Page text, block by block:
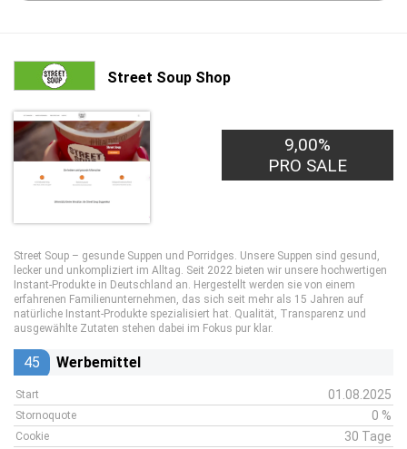
Street Soup Shop
9,00%
PRO SALE
Street Soup – gesunde Suppen und Porridges. Unsere Suppen sind gesund,
lecker und unkompliziert im Alltag. Seit 2022 bieten wir unsere hochwertigen
Instant-Produkte in Deutschland an. Hergestellt werden sie von einem
erfahrenen Familienunternehmen, das sich seit mehr als 15 Jahren auf
natürliche Instant-Produkte spezialisiert hat. Qualität, Transparenz und
ausgewählte Zutaten stehen dabei im Fokus pur klar.
45 Werbemittel
Start 01.08.2025
Stornoquote 0 %
Cookie 30 Tage